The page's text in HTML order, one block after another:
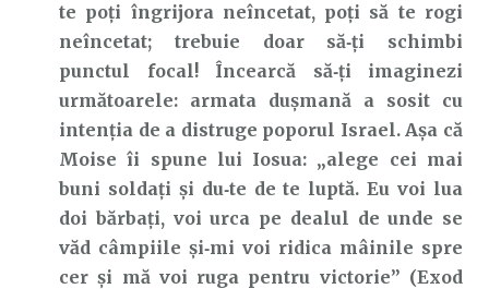
te poți îngrijora neîncetat, poți să te rogi
neîncetat; trebuie doar să‑ți schimbi
punctul focal! Încearcă să‑ți imaginezi
următoarele: armata dușmană a sosit cu
intenția de a distruge poporul Israel. Așa că
Moise îi spune lui Iosua: „alege cei mai
buni soldați și du‑te de te luptă. Eu voi lua
doi bărbați, voi urca pe dealul de unde se
văd câmpiile și‑mi voi ridica mâinile spre
cer și mă voi ruga pentru victorie” (Exod